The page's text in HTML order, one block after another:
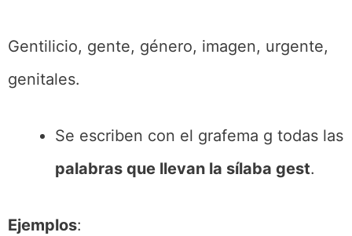
Gentilicio, gente, género, imagen, urgente,
genitales.
Se escriben con el grafema g todas las
palabras que llevan la sílaba gest.
Ejemplos: